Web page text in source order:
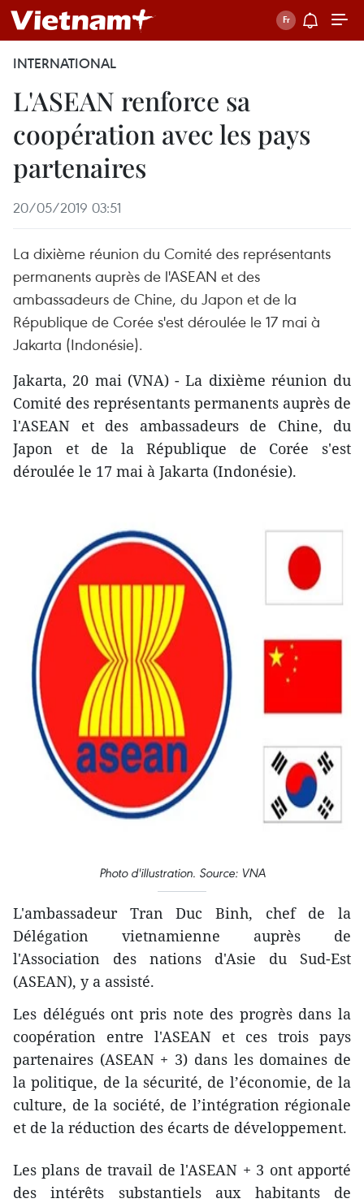
INTERNATIONAL
L'ASEAN renforce sa
coopération avec les pays
partenaires
20/05/2019 03:51
La dixième réunion du Comité des représentants
permanents auprès de l'ASEAN et des
ambassadeurs de Chine, du Japon et de la
République de Corée s'est déroulée le 17 mai à
Jakarta (Indonésie).
Jakarta, 20 mai (VNA) - La dixième réunion du
Comité des représentants permanents auprès de
l'ASEAN et des ambassadeurs de Chine, du
Japon et de la République de Corée s'est
déroulée le 17 mai à Jakarta (Indonésie).
Photo d'illustration. Source: VNA
L'ambassadeur Tran Duc Binh, chef de la
Délégation vietnamienne auprès de
l'Association des nations d'Asie du Sud-Est
(ASEAN), y a assisté.
Les délégués ont pris note des progrès dans la
coopération entre l'ASEAN et ces trois pays
partenaires (ASEAN + 3) dans les domaines de
la politique, de la sécurité, de l’économie, de la
culture, de la société, de l’intégration régionale
et de la réduction des écarts de développement.
Les plans de travail de l'ASEAN + 3 ont apporté
des intérêts substantiels aux habitants de